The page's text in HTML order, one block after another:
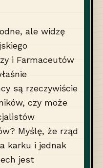
ale widzę
i Farmaceutów
są rzeczywiście
czy może
Myślę, że rząd
karku i jednak
jest